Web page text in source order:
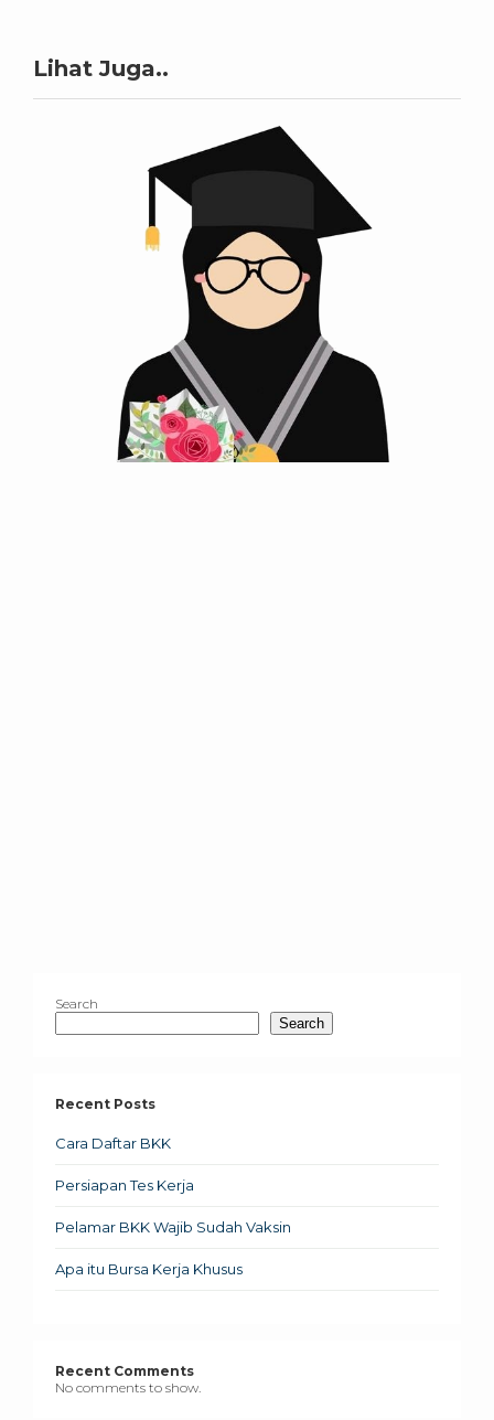
Lihat Juga..
Search
Search
Recent Posts
Cara Daftar BKK
Persiapan Tes Kerja
Pelamar BKK Wajib Sudah Vaksin
Apa itu Bursa Kerja Khusus
Recent Comments
No comments to show.